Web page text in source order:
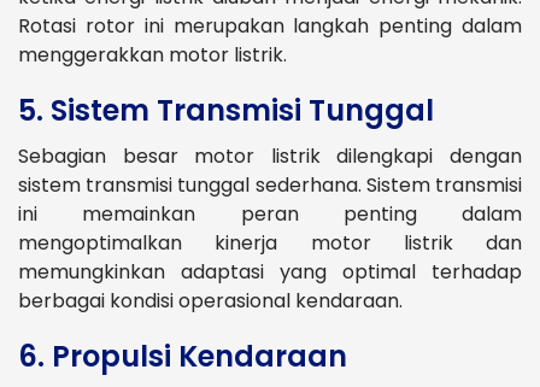
Rotasi rotor ini merupakan langkah penting dalam
menggerakkan motor listrik.
5. Sistem Transmisi Tunggal
Sebagian besar motor listrik dilengkapi dengan
sistem transmisi tunggal sederhana. Sistem transmisi
ini memainkan peran penting dalam
mengoptimalkan kinerja motor listrik dan
memungkinkan adaptasi yang optimal terhadap
berbagai kondisi operasional kendaraan.
6. Propulsi Kendaraan